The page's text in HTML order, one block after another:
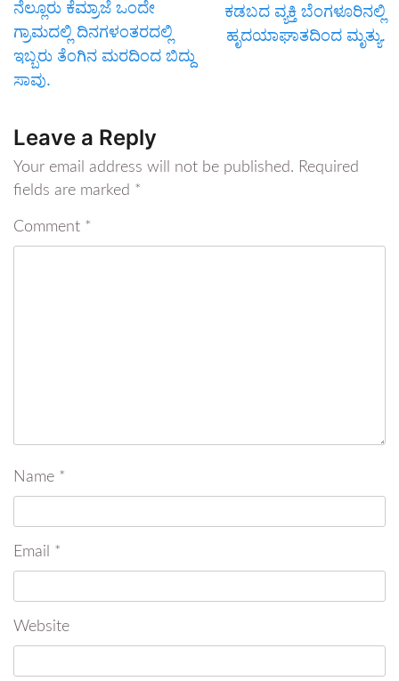
ನೆಲ್ಲೂರು ಕೆಮ್ರಾಜೆ ಒಂದೇ
ಗ್ರಾಮದಲ್ಲಿ ದಿನಗಳಂತರದಲ್ಲಿ
ಇಬ್ಬರು ತೆಂಗಿನ ಮರದಿಂದ ಬಿದ್ದು
ಸಾವು.
ಕಡಬದ ವ್ಯಕ್ತಿ ಬೆಂಗಳೂರಿನಲ್ಲಿ
ಹೃದಯಾಘಾತದಿಂದ ಮೃತ್ಯು.
Leave a Reply
Your email address will not be published. Required
fields are marked *
Comment *
Name *
Email *
Website